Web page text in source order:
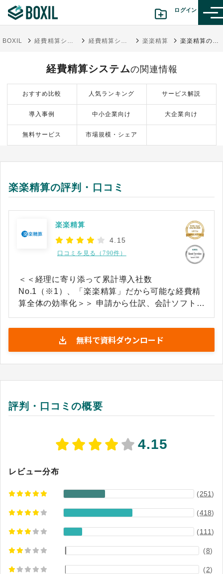
ログイン
診断から探す(β版)
記事から探す
BOXILの使い方ガイド
BOXIL 経費精算システム比較おすすめ18選 | タイプ図解や料金表と選び方 経費精算システム 楽楽精算 楽楽精算の評判・口コミ
経費精算システムの関連情報
おすすめ比較 人気ランキング サービス解説
導入事例 中小企業向け 大企業向け
無料サービス 市場規模・シェア
楽楽精算の評判・口コミ
楽楽精算
4.15
口コミを見る（790件）
＜＜経理に寄り添って累計導入社数
No.1（※1）、「楽楽精算」だから可能な経費精
算全体の効率化＞＞ 申請から仕訳、会計ソフトへ
負担やミスを削減し、経費精算業務がラクになり
様満足度94%(※2) ★AI-OCRの自動読み取りや自
動仕訳・会計ソフト連携で経費精算業務を80％
請から承認、仕訳や会計ソフトへの転記など全て
の経費精算業務の効率化が実現できます。 豊富な
をそのまま電子化。 会社規模や業種を問わず、幅
イト トーマツ ミック経済研究所「クラウド型経
ポート2026年6月号）より ※2：自社調べ ※3：
社員数100名の場合の年間の導入効果（ラクス調
べ）
無料で資料ダウンロード
評判・口コミの概要
4.15
レビュー分布
(251)
(418)
(111)
(8)
(2)